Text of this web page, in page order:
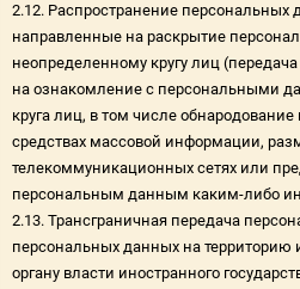
2.12. Распространение
направленные на раскрытие
неопределенному кругу лиц
на ознакомление с персональными
круга лиц, в том числе
средствах массовой информации,
телекоммуникационных сетях или
персональным данным каким-либо
2.13. Трансграничная передача
персональных данных на территорию
органу власти иностранного